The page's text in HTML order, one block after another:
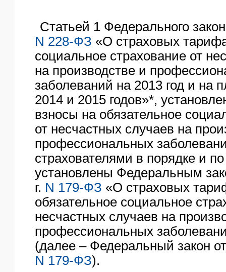
Статьей 1 Федерального
N 228-ФЗ «О страховых
социальное страхование от
на производстве и
заболеваний на 2013 год и на
2014 и 2015 годов»*,
взносы на обязательное
от несчастных случаев на
профессиональных
страхователями в порядке и
установлены Федеральным
г. N 179-ФЗ «О страховых
обязательное социальное
несчастных случаев на
профессиональных
(далее – Федеральный закон
N 179-ФЗ).